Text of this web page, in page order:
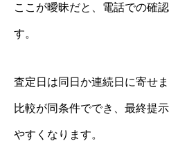
ここが曖昧だと、電話での確
す。
査定日は同日か連続日に寄せま
比較が同条件ででき、最終提
やすくなります。